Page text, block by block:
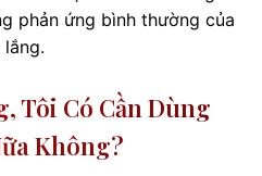
phản ứng bình thường của
Tôi Có Cần Dùng
Không?